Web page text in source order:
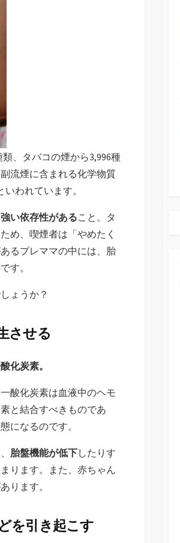
、タバコの煙から3,996種
流煙に含まれる化学物質
いわれています。
強い依存性があること。タ
め、喫煙者は「やめたく
るプレママの中には、胎
す。
ょうか？
させる
化炭素。
酸化炭素は血液中のヘモ
と結合すべきものであ
になるのです。
胎盤機能が低下したりす
ります。また、赤ちゃん
ります。
を引き起こす